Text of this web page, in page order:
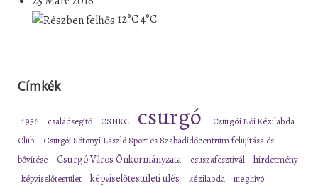
12°C4°C
Címkék
1956 családsegítő CSNKC csurgó
Csurgói Női Kézilabda
Club
Csurgói Sótonyi László Sport és Szabadidőcentrum felújítása és
bővítése
Csurgó Város Önkormányzata csuszafesztivál hirdetmény
képviselőtestület képviselőtestületi ülés kézilabda meghívó